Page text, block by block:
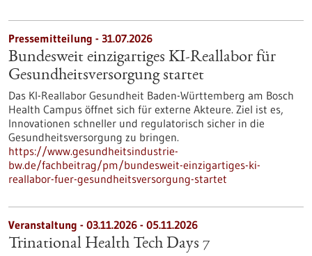
Pressemitteilung - 31.07.2026
Bundesweit einzigartiges KI-Reallabor für
Gesundheits­versorgung startet
Das KI-Reallabor Gesundheit Baden-Württemberg am Bosch
Health Campus öffnet sich für externe Akteure. Ziel ist es,
Innovationen schneller und regulatorisch sicher in die
Gesundheitsversorgung zu bringen.
https://www.gesundheitsindustrie-
bw.de/fachbeitrag/pm/bundesweit-einzigartiges-ki-
reallabor-fuer-gesundheitsversorgung-startet
Veranstaltung - 03.11.2026 - 05.11.2026
Trinational Health Tech Days 7